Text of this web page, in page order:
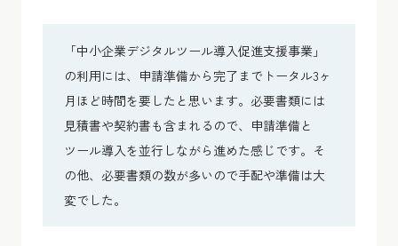
「中小企業デジタルツール導入促進支援事業」
の利用には、申請準備から完了までトータル3ヶ
月ほど時間を要したと思います。必要書類には
見積書や契約書も含まれるので、申請準備と
ツール導入を並行しながら進めた感じです。そ
の他、必要書類の数が多いので手配や準備は大
変でした。